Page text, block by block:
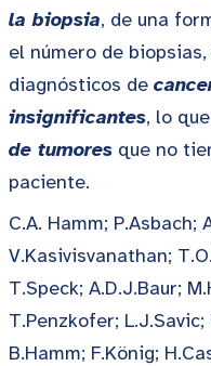
la biopsia, de una
el número de
diagnósticos de
insignificantes, lo que
de tumores que no
paciente.
C.A. Hamm; P.Asbach;
V.Kasivisvanathan;
T.Speck; A.D.J.Baur;
T.Penzkofer;
B.Hamm; F.König;